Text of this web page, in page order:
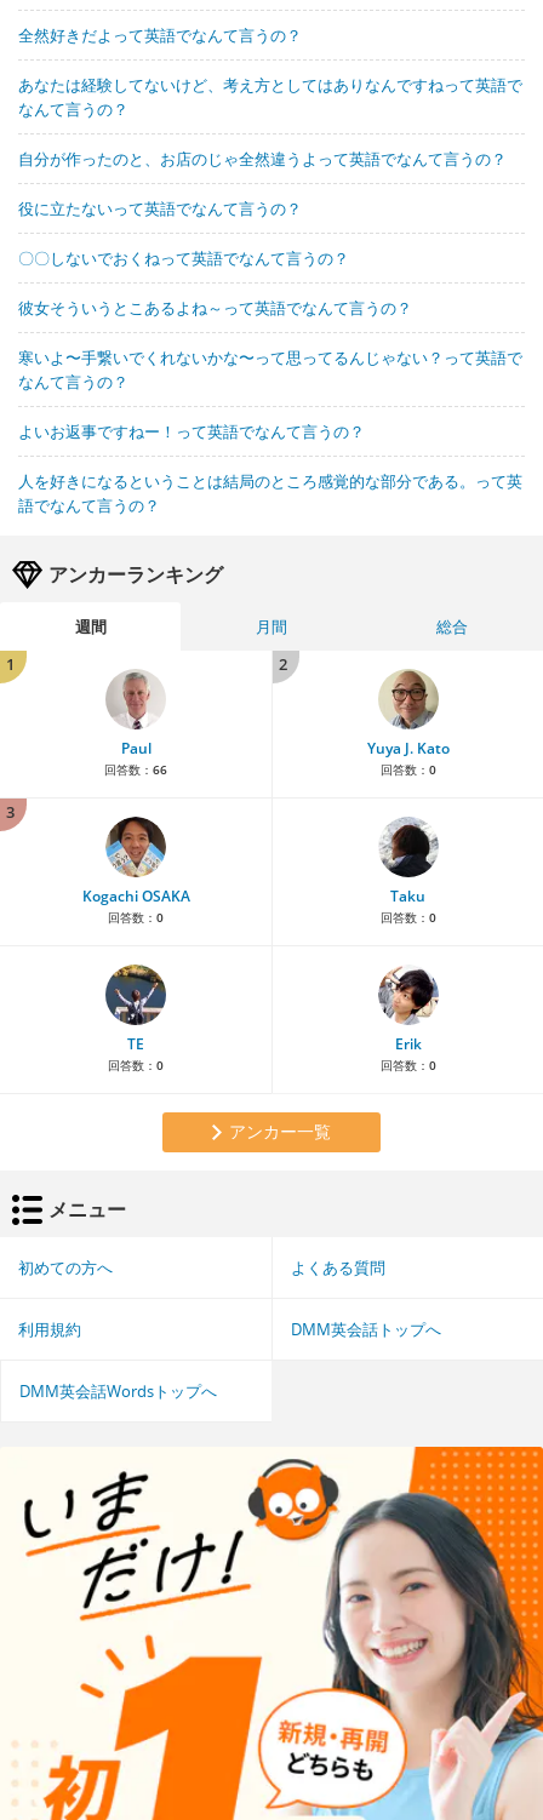
全然好きだよって英語でなんて言うの？
あなたは経験してないけど、考え方としてはありなんですねって英語で
なんて言うの？
自分が作ったのと、お店のじゃ全然違うよって英語でなんて言うの？
役に立たないって英語でなんて言うの？
〇〇しないでおくねって英語でなんて言うの？
彼女そういうとこあるよね～って英語でなんて言うの？
寒いよ〜手繋いでくれないかな〜って思ってるんじゃない？って英語で
なんて言うの？
よいお返事ですねー！って英語でなんて言うの？
人を好きになるということは結局のところ感覚的な部分である。って英
語でなんて言うの？
アンカーランキング
週間 月間
総合
1
Paul
回答数： 66
2
Yuya J. Kato
回答数： 0
3
Kogachi OSAKA
回答数： 0
Taku
回答数： 0
TE
回答数： 0
Erik
回答数： 0
アンカー一覧
メニュー
初めての方へ よくある質問
利用規約 DMM英会話トップへ
DMM英会話Wordsトップへ